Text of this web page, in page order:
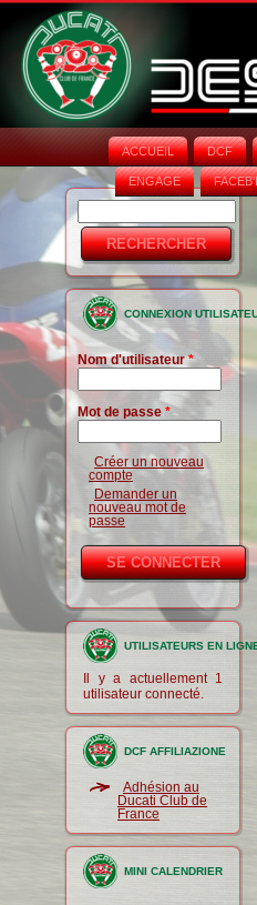
ACCUEIL DCF
ENGAGE
Formulaire
de
recherche
CONNEXION
Nom d'utilisateur*
Mot de passe *
Créer un nouveau
compte
Demander un
nouveau mot de
passe
UTILISATEURS EN
Il y a actuellement 1
utilisateur connecté.
DCF AFFILIAZIONE
Adhésion au
Ducati Club de
France
MINI CALENDRIER